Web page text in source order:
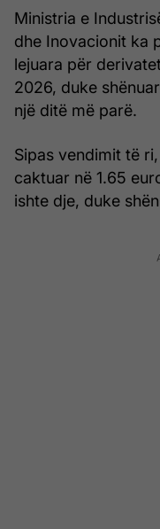
Ministria e
dhe Inovacionit ka
lejuara për
2026, duke
një ditë më parë.
Sipas vendimit të
caktuar në 1.65
ishte dje, duke